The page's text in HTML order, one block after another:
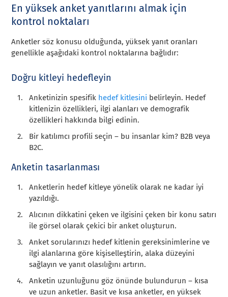
En yüksek anket yanıtlarını almak için
kontrol noktaları
Anketler söz konusu olduğunda, yüksek yanıt oranları
genellikle aşağıdaki kontrol noktalarına bağlıdır:
Doğru kitleyi hedefleyin
Anketinizin spesifik hedef kitlesini belirleyin. Hedef
kitlenizin özellikleri, ilgi alanları ve demografik
özellikleri hakkında bilgi edinin.
Bir katılımcı profili seçin – bu insanlar kim? B2B veya
B2C.
Anketin tasarlanması
Anketlerin hedef kitleye yönelik olarak ne kadar iyi
yazıldığı.
Alıcının dikkatini çeken ve ilgisini çeken bir konu satırı
ile görsel olarak çekici bir anket oluşturun.
Anket sorularınızı hedef kitlenin gereksinimlerine ve
ilgi alanlarına göre kişiselleştirin, alaka düzeyini
sağlayın ve yanıt olasılığını artırın.
Anketin uzunluğunu göz önünde bulundurun – kısa
ve uzun anketler. Basit ve kısa anketler, en yüksek